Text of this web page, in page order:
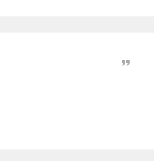
Цитата